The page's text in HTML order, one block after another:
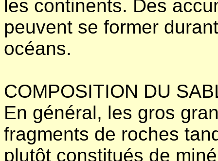
les continents. Des
peuvent se former
océans.
COMPOSITION DU
En général, les gros
fragments de roches
plutôt constitués de